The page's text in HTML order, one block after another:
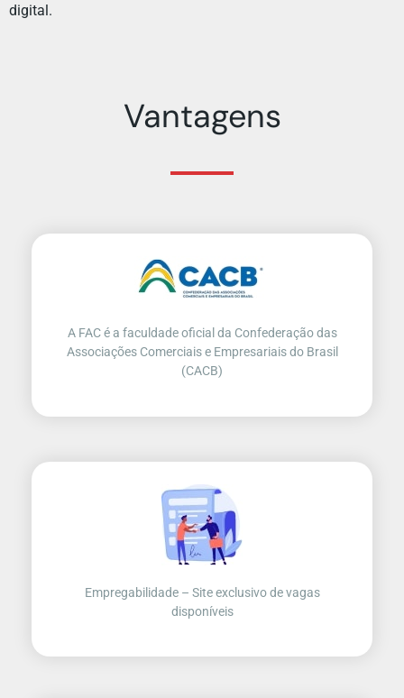
digital.
Vantagens
A FAC é a faculdade oficial da Confederação das
Associações Comerciais e Empresariais do Brasil
(CACB)
Empregabilidade – Site exclusivo de vagas
disponíveis